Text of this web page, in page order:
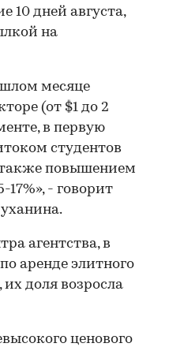
10 дней августа,
на
месяце
(от $1 до 2
в первую
студентов
повышением
- говорит
агентства, в
аренде элитного
доля возросла
ценового